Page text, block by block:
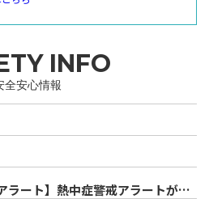
INFO
全安心情報
ラート】熱中症警戒アラートが発